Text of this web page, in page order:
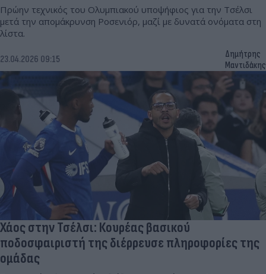
Πρώην τεχνικός του Ολυμπιακού υποψήφιος για την Τσέλσι
μετά την απομάκρυνση Ροσενιόρ, μαζί με δυνατά ονόματα στη
λίστα.
23.04.2026 09:15
Δημήτρης
Μαντιδάκης
Χάος στην Τσέλσι: Κουρέας βασικού
ποδοσφαιριστή της διέρρευσε πληροφορίες της
ομάδας